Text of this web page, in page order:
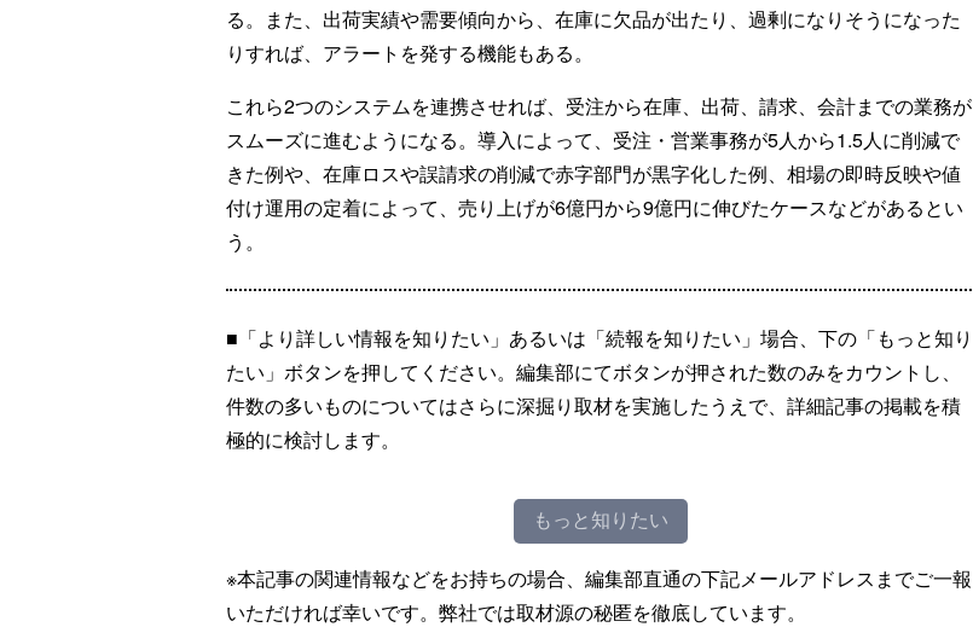
る。また、出荷実績や需要傾向から、在庫に欠品が出たり、過剰になりそうになった
りすれば、アラートを発する機能もある。
これら2つのシステムを連携させれば、受注から在庫、出荷、請求、会計までの業務が
スムーズに進むようになる。導入によって、受注・営業事務が5人から1.5人に削減で
きた例や、在庫ロスや誤請求の削減で赤字部門が黒字化した例、相場の即時反映や値
付け運用の定着によって、売り上げが6億円から9億円に伸びたケースなどがあるとい
う。
■「より詳しい情報を知りたい」あるいは「続報を知りたい」場合、下の「もっと知り
たい」ボタンを押してください。編集部にてボタンが押された数のみをカウントし、
件数の多いものについてはさらに深掘り取材を実施したうえで、詳細記事の掲載を積
極的に検討します。
もっと知りたい
※本記事の関連情報などをお持ちの場合、編集部直通の下記メールアドレスまでご一報
いただければ幸いです。弊社では取材源の秘匿を徹底しています。